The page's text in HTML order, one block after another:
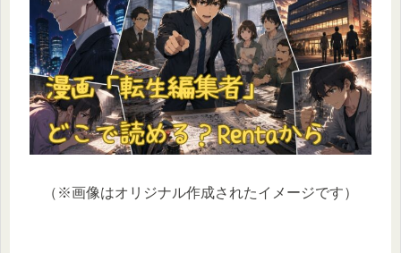
（※画像はオリジナル作成されたイメージです）